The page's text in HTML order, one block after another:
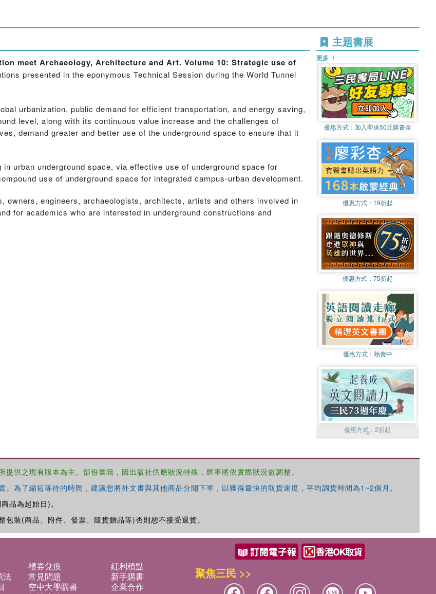
meet Archaeology, Architecture and Art. Volume 10: Strategic use of
presented in the eponymous Technical Session during the World Tunnel
urbanization, public demand for efficient transportation, and energy saving,
level, along with its continuous value increase and the challenges of
demand greater and better use of the underground space to ensure that it
urban underground space, via effective use of underground space for
use of underground space for integrated campus-urban development.
owners, engineers, archaeologists, architects, artists and others involved in
for academics who are interested in underground constructions and
主題書展
更多
優惠方式： 加入即送50元購書金
優惠方式： 19折起
優惠方式： 75折起
優惠方式： 熱賣中
優惠方式：2折起
供之現有版本為主。部份書籍，因出版社供應狀況特殊，匯率將依實際狀況做調整。
為了縮短等待的時間，建議您將外文書與其他商品分開下單，以獲得最快的取貨速度，平均調貨時間為1~2個月。
品為起始日)。
裝(商品、附件、發票、隨貨贈品等)否則恕不接受退貨。
禮券兌換
紅利積點
法 常見問題
新手購書
空中大學購書
企業合作
聚焦三民 >>